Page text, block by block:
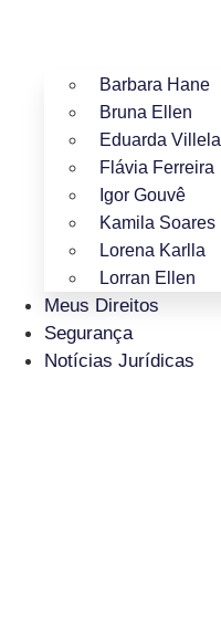
Barbara Hane
Bruna Ellen
Eduarda Villela
Flávia Ferreira
Igor Gouvê
Kamila Soares
Lorena Karlla
Lorran Ellen
Meus Direitos
Segurança
Notícias Jurídicas